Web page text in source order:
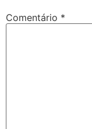
Comentário *